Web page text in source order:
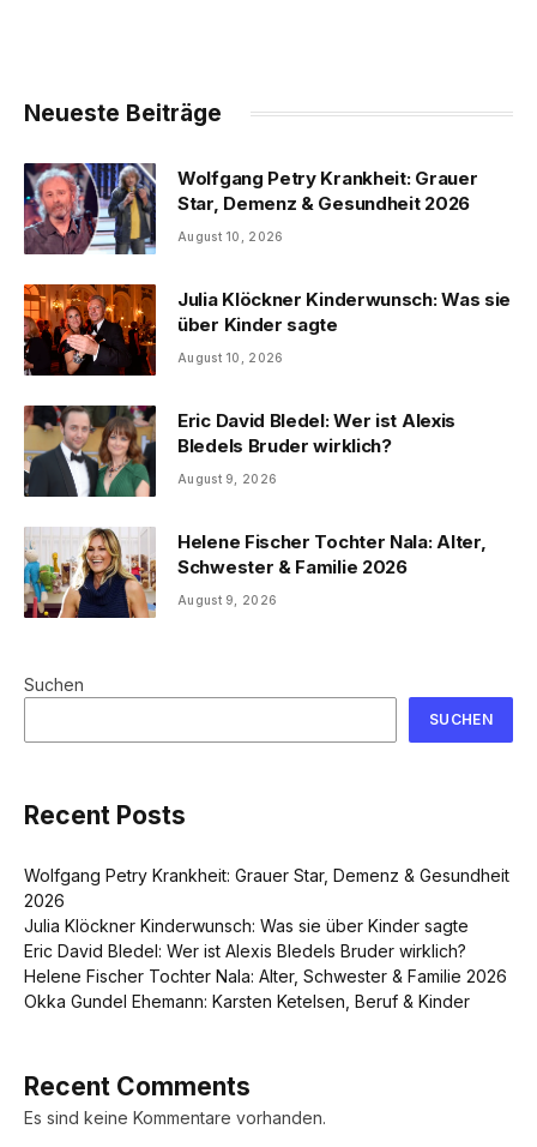
Neueste Beiträge
Wolfgang Petry Krankheit: Grauer
Star, Demenz & Gesundheit 2026
August 10, 2026
Julia Klöckner Kinderwunsch: Was sie
über Kinder sagte
August 10, 2026
Eric David Bledel: Wer ist Alexis
Bledels Bruder wirklich?
August 9, 2026
Helene Fischer Tochter Nala: Alter,
Schwester & Familie 2026
August 9, 2026
Suchen
SUCHEN
Recent Posts
Wolfgang Petry Krankheit: Grauer Star, Demenz & Gesundheit
2026
Julia Klöckner Kinderwunsch: Was sie über Kinder sagte
Eric David Bledel: Wer ist Alexis Bledels Bruder wirklich?
Helene Fischer Tochter Nala: Alter, Schwester & Familie 2026
Okka Gundel Ehemann: Karsten Ketelsen, Beruf & Kinder
Recent Comments
Es sind keine Kommentare vorhanden.